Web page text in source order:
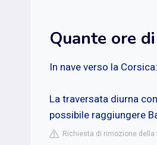
Quante ore
In nave verso la
La traversata diurna
possibile raggiungere
Richiesta di rimozione della